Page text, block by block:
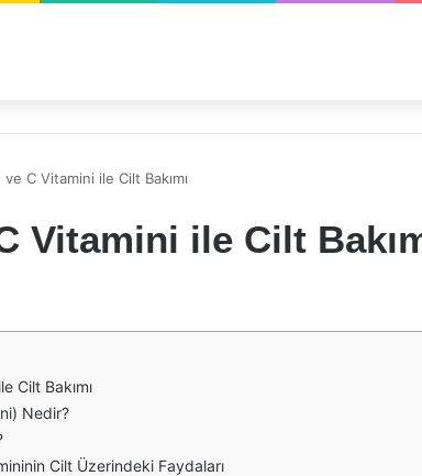
ve C Vitamini ile Cilt Bakımı
Vitamini ile Cilt
Cilt Bakımı
Nedir?
Cilt Üzerindeki Faydaları